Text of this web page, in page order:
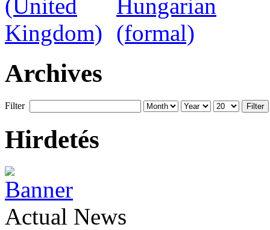
Archives
Filter Filter
Hirdetés
Actual News